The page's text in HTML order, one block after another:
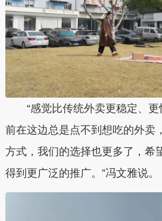
“感觉比传统外卖更稳定、更
前在这边总是点不到想吃的外卖
方式，我们的选择也更多了，希
得到更广泛的推广。”冯文雅说。